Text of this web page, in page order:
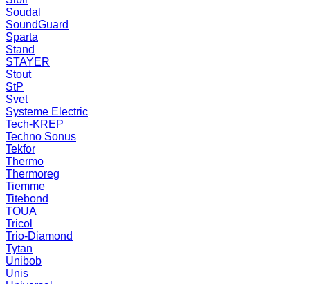
Soudal
SoundGuard
Sparta
Stand
STAYER
Stout
StP
Svet
Systeme Electric
Tech-KREP
Techno Sonus
Tekfor
Thermo
Thermoreg
Tiemme
Titebond
TOUA
Tricol
Trio-Diamond
Tytan
Unibob
Unis